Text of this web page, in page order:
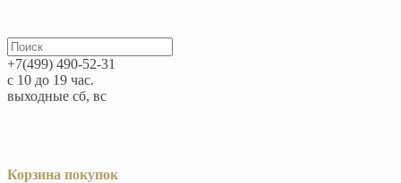
+7(499) 490-52-31
с 10 до 19 час.
выходные сб, вс
Корзина покупок